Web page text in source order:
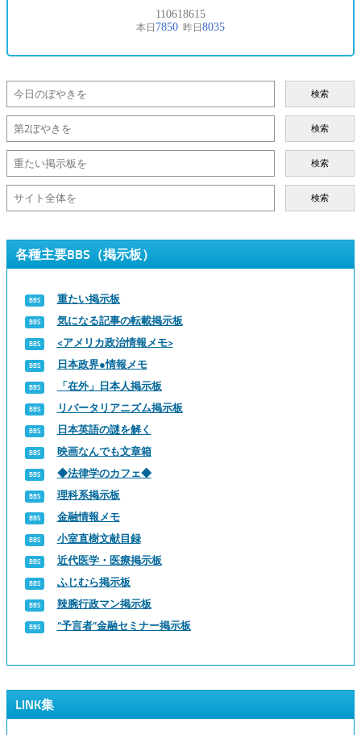
検索
検索
検索
検索
各種主要BBS（掲示板）
重たい掲示板
気になる記事の転載掲示板
<アメリカ政治情報メモ>
日本政界●情報メモ
「在外」日本人掲示板
リバータリアニズム掲示板
日本英語の謎を解く
映画なんでも文章箱
◆法律学のカフェ◆
理科系掲示板
金融情報メモ
小室直樹文献目録
近代医学・医療掲示板
ふじむら掲示板
辣腕行政マン掲示板
“予言者”金融セミナー掲示板
LINK集